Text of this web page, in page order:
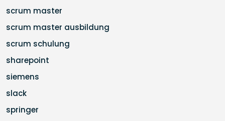
scrum master
scrum master ausbildung
scrum schulung
sharepoint
siemens
slack
springer